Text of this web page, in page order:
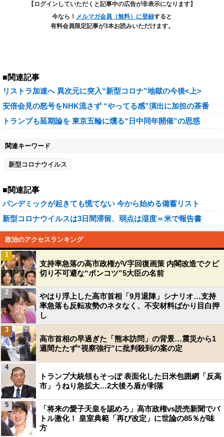
【ログインしていただくと記事中の広告が非表示になります】
今なら！ メルマガ会員（無料）に登録すると
有料会員限定記事が3本お読みいただけます。
■関連記事
リストラ加速へ 異次元に突入“新型コロナ”地獄の今後<上>
安倍会見の怒号をNHK流さず “やってる感”演出に加担の茶番
トランプも延期論を 東京五輪に燻る“日中同年開催”の思惑
関連キーワード
新型コロナウイルス
■関連記事
パンデミックが起きても慌てない 今から始める備蓄リスト
新型コロナウイルスは3日間滞留、弱点は湿度＝米で報告書
政治のアクセスランキング
支持率急落の高市政権がV字回復画策 内閣改造でクビ
切り不可避な“ポンコツ”5大臣の名前
1
やはり浮上した高市首相「9月退陣」シナリオ…支持
率急落も反転攻勢のネタなく、不安材料ばかり目白押
し
2
高市首相の早過ぎた「熊本訪問」の背景…震災から1
週間たたず“視察強行”に批判殺到の案の定
3
トランプ大統領もそっぽ 表面化した日米包囲網「反高
市」うねり急拡大…2大後ろ盾が剥落
4
「将来の愛子天皇を認めろ」高市政権vs読売新聞でバ
トル激化！ 皇室典範「再び改定」に世論の85％が味
方
5